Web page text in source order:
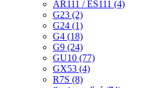
AR111 / ES111 (4)
G23 (2)
G24 (1)
G4 (18)
G9 (24)
GU10 (77)
GX53 (4)
R7S (8)